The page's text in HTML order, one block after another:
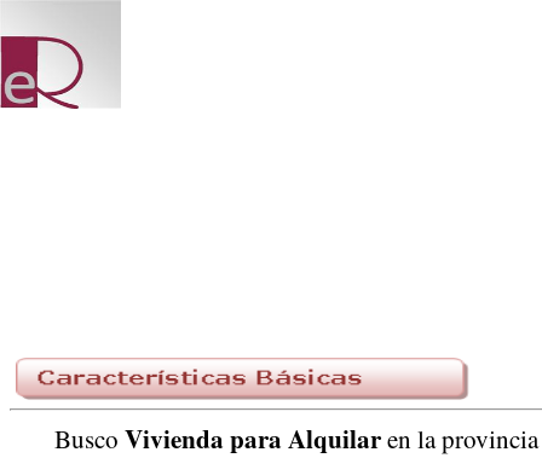
BuscoVivienda para Alquilaren la